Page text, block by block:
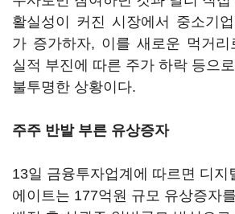
활실성이 커진 시장에서 중소기
가 증가하자, 이를 새로운 먹거
실적 부진에 따른 주가 하락 등으
불투명한 상황이다.
주주 반발 부른 유상증자
13일 금융투자업계에 따르면 디지
에이트는 177억원 규모 유상증자